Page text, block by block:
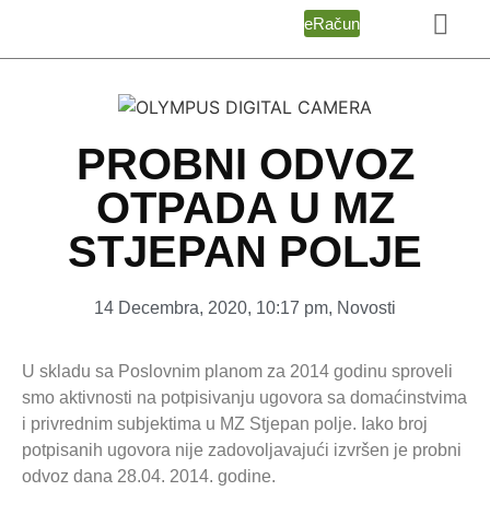
eRačun
PROBNI ODVOZ
OTPADA U MZ
STJEPAN POLJE
14 Decembra, 2020, 10:17 pm, Novosti
U skladu sa Poslovnim planom za 2014 godinu sproveli
smo aktivnosti na potpisivanju ugovora sa domaćinstvima
i privrednim subjektima u MZ Stjepan polje. Iako broj
potpisanih ugovora nije zadovoljavajući izvršen je probni
odvoz dana 28.04. 2014. godine.